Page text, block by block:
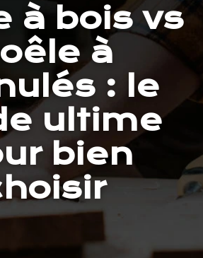
à bois vs
à
: le
ultime
bien